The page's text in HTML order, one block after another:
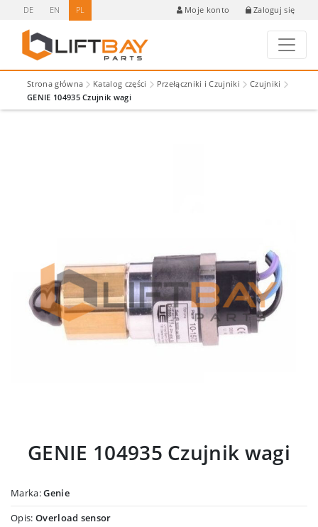
DE EN PL Moje konto Zaloguj się
Strona główna Katalog części Przełączniki i Czujniki
Czujniki
GENIE 104935 Czujnik wagi
GENIE 104935 Czujnik wagi
Marka:Genie
Opis: Overload sensor